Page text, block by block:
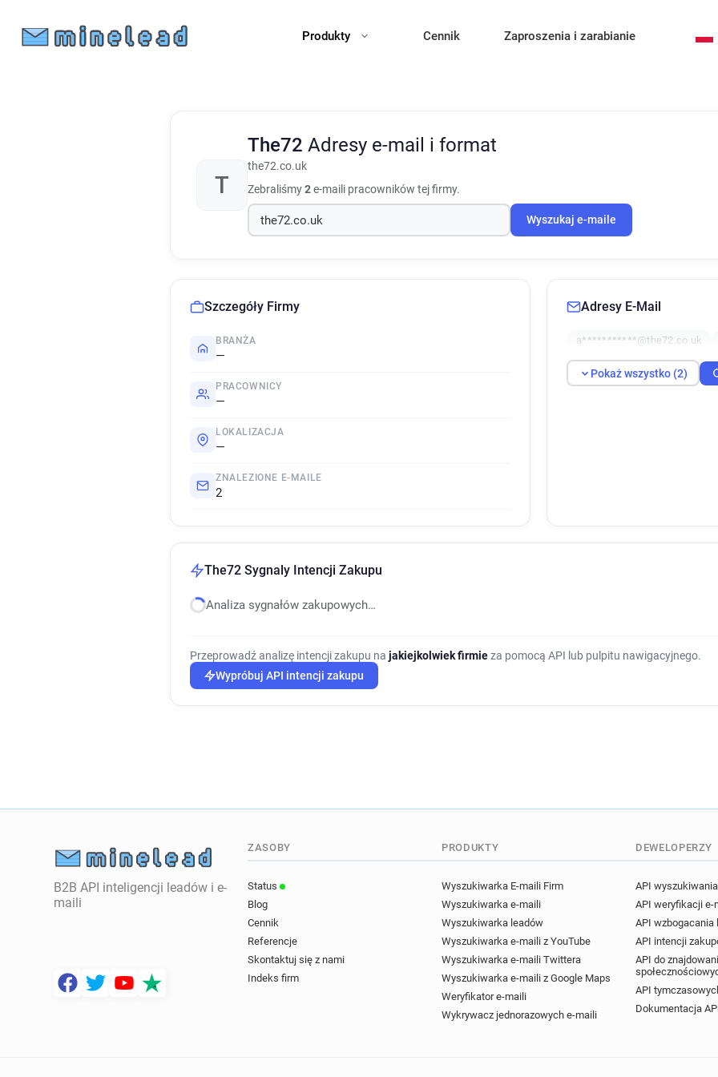
Produkty Cennik Zaproszenia i zarabianie
T
The72 Adresy e-mail i format
the72.co.uk
Zebraliśmy2e-maili pracowników tej firmy.
Wyszukaj e-maile
Szczegóły Firmy
BRANŻA
—
PRACOWNICY
—
LOKALIZACJA
—
ZNALEZIONE E-MAILE
2
Adresy E-Mail
a***********@the72.co.uk
Pokaż wszystko (2)
The72 Sygnaly Intencji Zakupu
Analiza sygnałów zakupowych…
Przeprowadź analizę intencji zakupu na jakiejkolwiek firmieza pomocą API lub pulpitu nawigacyjnego.
Wypróbuj API intencji zakupu
B2B API inteligencji leadów i e-
maili
ZASOBY
Status
Blog
Cennik
Referencje
Skontaktuj się z nami
Indeks firm
PRODUKTY
Wyszukiwarka E-maili Firm
Wyszukiwarka e-maili
Wyszukiwarka leadów
Wyszukiwarka e-maili z YouTube
Wyszukiwarka e-maili Twittera
Wyszukiwarka e-maili z Google Maps
Weryfikator e-maili
Wykrywacz jednorazowych e-maili
DEWELOPERZY
API
API weryfikacji e-
API wzbogacania
API intencji
API do
API
Dokumentacja